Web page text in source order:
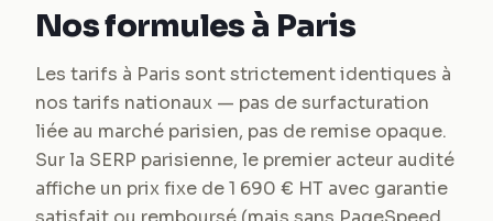
Nos formules à Paris
Les tarifs à Paris sont strictement identiques à
nos tarifs nationaux — pas de surfacturation
liée au marché parisien, pas de remise opaque.
Sur la SERP parisienne, le premier acteur audité
affiche un prix fixe de 1 690 € HT avec garantie